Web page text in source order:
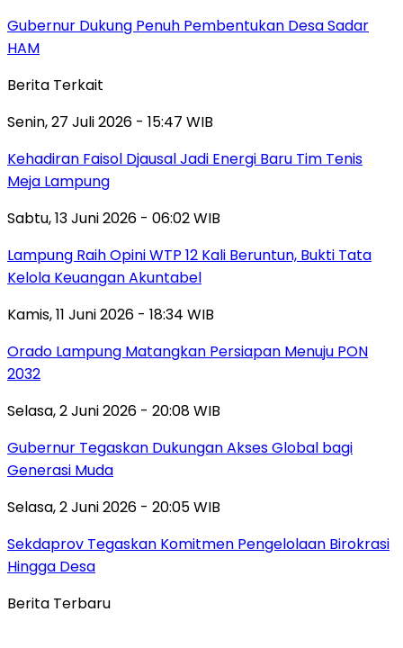
Gubernur Dukung Penuh Pembentukan Desa Sadar
HAM
Berita Terkait
Senin, 27 Juli 2026 - 15:47 WIB
Kehadiran Faisol Djausal Jadi Energi Baru Tim Tenis
Meja Lampung
Sabtu, 13 Juni 2026 - 06:02 WIB
Lampung Raih Opini WTP 12 Kali Beruntun, Bukti Tata
Kelola Keuangan Akuntabel
Kamis, 11 Juni 2026 - 18:34 WIB
Orado Lampung Matangkan Persiapan Menuju PON
2032
Selasa, 2 Juni 2026 - 20:08 WIB
Gubernur Tegaskan Dukungan Akses Global bagi
Generasi Muda
Selasa, 2 Juni 2026 - 20:05 WIB
Sekdaprov Tegaskan Komitmen Pengelolaan Birokrasi
Hingga Desa
Berita Terbaru